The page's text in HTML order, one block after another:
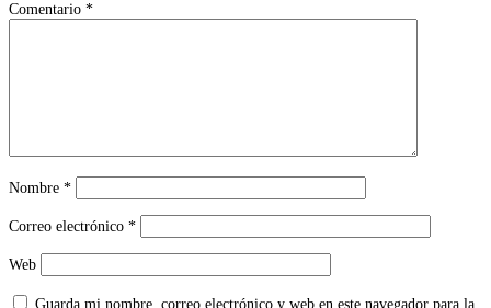
Comentario *
Nombre *
Correo electrónico *
Web
Guarda mi nombre, correo electrónico y web en este navegador para la